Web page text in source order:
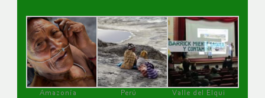
Amazonía
Perú
Valle del Elqui